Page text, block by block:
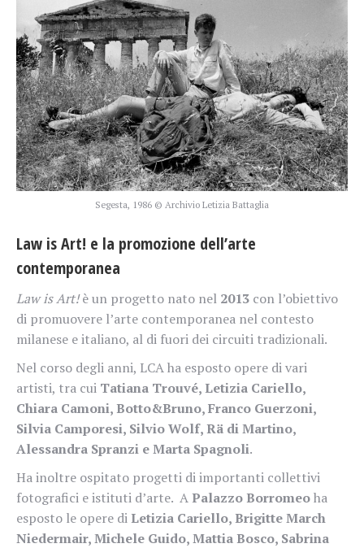
Segesta, 1986 © Archivio Letizia Battaglia
Law is Art! e la promozione dell’arte
contemporanea
Law is Art!è un progetto nato nel 2013 con l’obiettivo
di promuovere l’arte contemporanea nel contesto
milanese e italiano, al di fuori dei circuiti tradizionali.
Nel corso degli anni, LCA ha esposto opere di vari
artisti, tra cui Tatiana Trouvé, Letizia Cariello,
Chiara Camoni, Botto&Bruno, Franco Guerzoni,
Silvia Camporesi, Silvio Wolf, Rä di Martino,
Alessandra Spranzi e Marta Spagnoli.
Ha inoltre ospitato progetti di importanti collettivi
fotografici e istituti d’arte. APalazzo Borromeoha
esposto le opere diLetizia Cariello, Brigitte March
Niedermair, Michele Guido, Mattia Bosco, Sabrina